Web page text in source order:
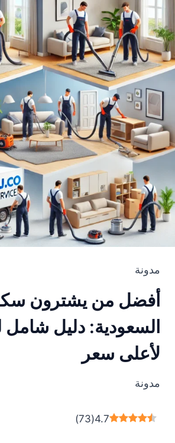
مدونة
أفضل من يشترون
السعودية: دليل
لأعلى سعر
مدونة
4.7
(
73
)